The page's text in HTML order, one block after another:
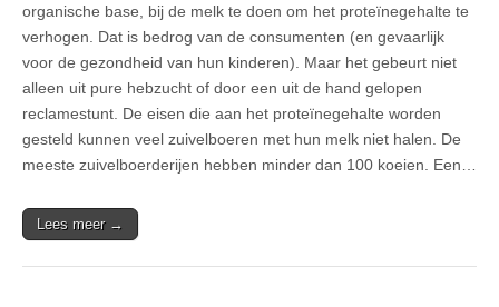
organische base, bij de melk te doen om het proteïnegehalte te
verhogen. Dat is bedrog van de consumenten (en gevaarlijk
voor de gezondheid van hun kinderen). Maar het gebeurt niet
alleen uit pure hebzucht of door een uit de hand gelopen
reclamestunt. De eisen die aan het proteïnegehalte worden
gesteld kunnen veel zuivelboeren met hun melk niet halen. De
meeste zuivelboerderijen hebben minder dan 100 koeien. Een…
Lees meer →